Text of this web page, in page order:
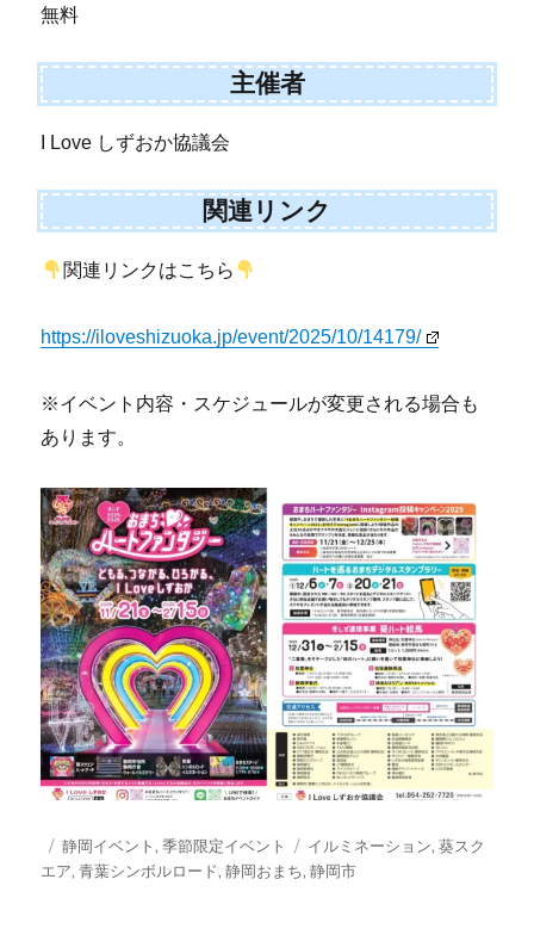
無料
主催者
I Love しずおか協議会
関連リンク
関連リンクはこちら
https://iloveshizuoka.jp/event/2025/10/14179/
※イベント内容・スケジュールが変更される場合も
あります。
投
稿
カ
テ
静岡イベント ,季節限定イベント
タ
グ
イルミネーション,葵スク
エア,青葉シンボルロード,静岡おまち,静岡市